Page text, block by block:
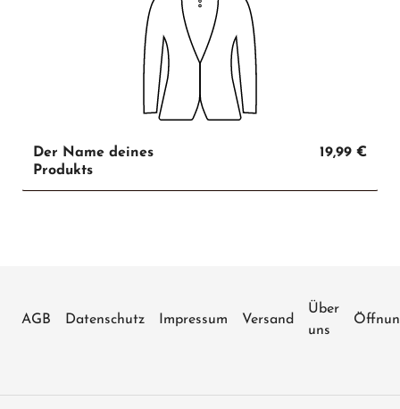
Der Name deines
Produkts
19,99 €
AGB Datenschutz Impressum Versand
Über
uns